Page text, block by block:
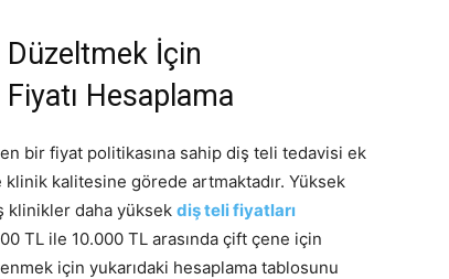
Düzeltmek İçin
Hesaplama
bir fiyat politikasına sahip diş teli tedavisi ek
kalitesine görede artmaktadır. Yüksek
klinikler daha yüksek diş teli fiyatları
TL ile 10.000 TL arasında çift çene için
için yukarıdaki hesaplama tablosunu